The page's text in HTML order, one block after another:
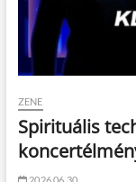
ZENE
Spirituális
2026.06.30.